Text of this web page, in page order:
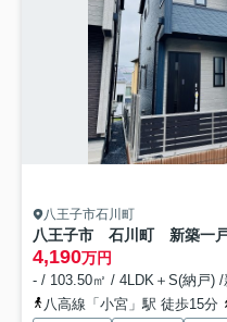
八王子市石川町
八王子市 石川町 新築一
4,190万円
- / 103.50㎡ / 4LDK＋S(納戸) /
八高線「小宮」駅 徒歩15分